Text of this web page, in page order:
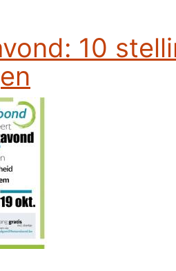
13de foto
10
10 stellingen om de